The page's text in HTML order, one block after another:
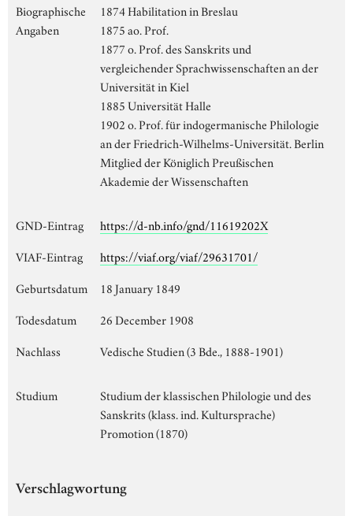
Biographische
Angaben
1874 Habilitation in Breslau
1875 ao. Prof.
1877 o. Prof. des Sanskrits und
vergleichender Sprachwissenschaften an der
Universität in Kiel
1885 Universität Halle
1902 o. Prof. für indogermanische Philologie
an der Friedrich-Wilhelms-Universität. Berlin
Mitglied der Königlich Preußischen
Akademie der Wissenschaften
GND-Eintrag
https://d-nb.info/gnd/11619202X
VIAF-Eintrag
https://viaf.org/viaf/29631701/
Geburtsdatum
18 January 1849
Todesdatum
26 December 1908
Nachlass
Vedische Studien (3 Bde., 1888-1901)
Studium
Studium der klassischen Philologie und des
Sanskrits (klass. ind. Kultursprache)
Promotion (1870)
Verschlagwortung